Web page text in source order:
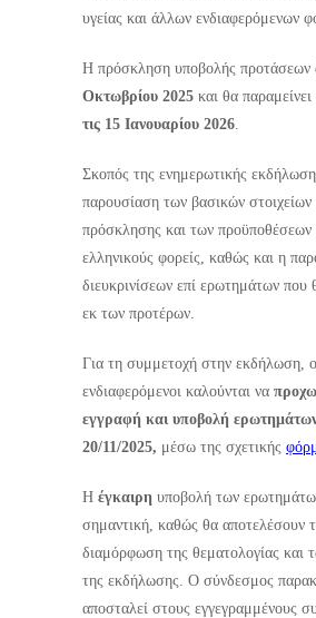
υγείας και άλλων ενδιαφερόμενων
Η πρόσκληση υποβολής προτάσεων
Οκτωβρίου 2025 και θα παραμείνει
τις 15 Ιανουαρίου 2026
Σκοπός της ενημερωτικής
παρουσίαση των βασικών στοιχείων
πρόσκλησης και των προϋποθέσεων
ελληνικούς φορείς, καθώς και η
διευκρινίσεων επί ερωτημάτων που
εκ των προτέρων.
Για τη συμμετοχή στην εκδήλωση,
ενδιαφερόμενοι καλούνται να
εγγραφή και υποβολή
20/11/2025, μέσω της σχετικής
Η έγκαιρη υποβολή των
σημαντική, καθώς θα αποτελέσουν
διαμόρφωση της θεματολογίας και
της εκδήλωσης. Ο σύνδεσμος
αποσταλεί στους εγγεγραμμένους